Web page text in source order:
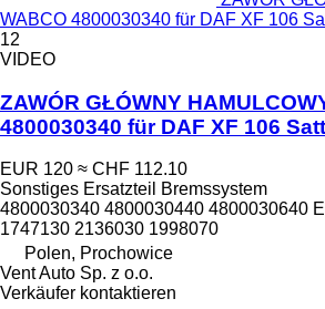
WABCO 4800030340 für DAF XF 106
12
VIDEO
ZAWÓR GŁÓWNY
4800030340 für DAF XF 106
EUR 120 ≈ CHF 112.10
Sonstiges Ersatzteil Bremssystem
4800030340 4800030440 4800030640
1747130 2136030 1998070
Polen, Prochowice
Vent Auto Sp. z o.o.
Verkäufer kontaktieren